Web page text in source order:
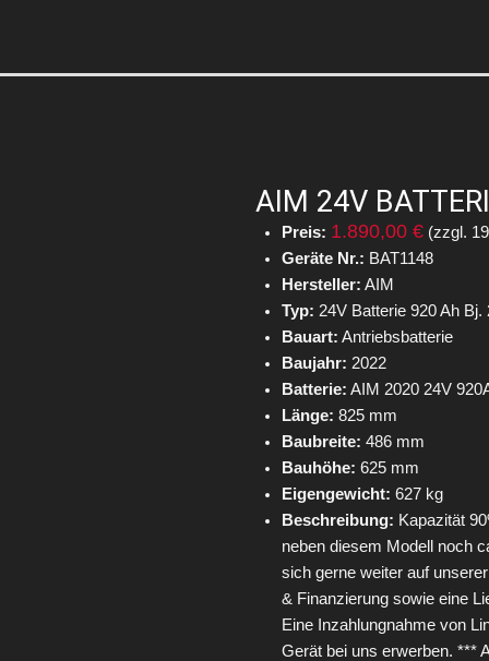
AIM 24V
Preis: 1.890,00 €(zzgl.
Geräte Nr.: BAT1148
Hersteller: AIM
Typ: 24V Batterie 920 Ah Bj.
Bauart: Antriebsbatterie
Baujahr: 2022
Batterie: AIM 2020 24V
Länge: 825 mm
Baubreite: 486 mm
Bauhöhe: 625 mm
Eigengewicht: 627 kg
Beschreibung: Kapazität
neben diesem Modell noch
sich gerne weiter auf
& Finanzierung sowie eine
Eine Inzahlungnahme von
Gerät bei uns erwerben. ***